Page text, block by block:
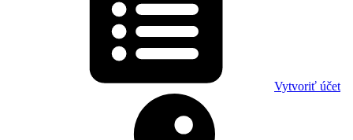
Vytvoriť účet